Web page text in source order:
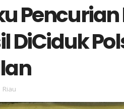
Pencurian
DiCiduk
Riau